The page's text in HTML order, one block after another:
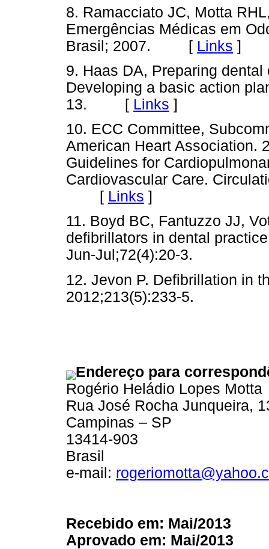
8. Ramacciato JC, Motta
Emergências Médicas em
Brasil; 2007. [ Links ]
9. Haas DA, Preparing
Developing a basic action
13. [ Links ]
10. ECC Committee,
American Heart Association.
Guidelines for
Cardiovascular Care.
[ Links ]
11. Boyd BC, Fantuzzo JJ,
defibrillators in dental
Jun-Jul;72(4):20-3.
12. Jevon P. Defibrillation in
2012;213(5):233-5.
Endereço para
Rogério Heládio Lopes Motta
Rua José Rocha Junqueira,
Campinas – SP
13414-903
Brasil
e-mail:
Recebido em: Mai/2013
Aprovado em: Mai/2013